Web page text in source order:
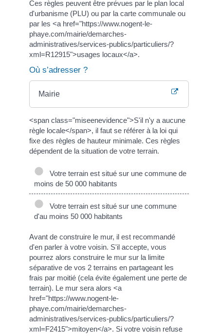
Ces règles peuvent être prévues par le plan local
d'urbanisme (PLU) ou par la carte communale ou
par les <a href="https://www.nogent-le-
phaye.com/mairie/demarches-
administratives/services-publics/particuliers/?
xml=R12915">usages locaux</a>.
Où s’adresser ?
Mairie
<span class="miseenevidence">S'il n'y a aucune
règle locale</span>, il faut se référer à la loi qui
fixe des règles de hauteur minimale. Ces règles
dépendent de la situation de votre terrain.
Votre terrain est situé sur une commune de
moins de 50 000 habitants
Votre terrain est situé sur une commune
d'au moins 50 000 habitants
Avant de construire le mur, il est recommandé
d'en parler à votre voisin. S'il accepte, vous
pourrez alors construire le mur sur la limite
séparative de vos 2 terrains en partageant les
frais par moitié (cela évite également une perte de
terrain). Le mur sera alors <a
href="https://www.nogent-le-
phaye.com/mairie/demarches-
administratives/services-publics/particuliers/?
xml=F2415">mitoyen</a>. Si votre voisin refuse